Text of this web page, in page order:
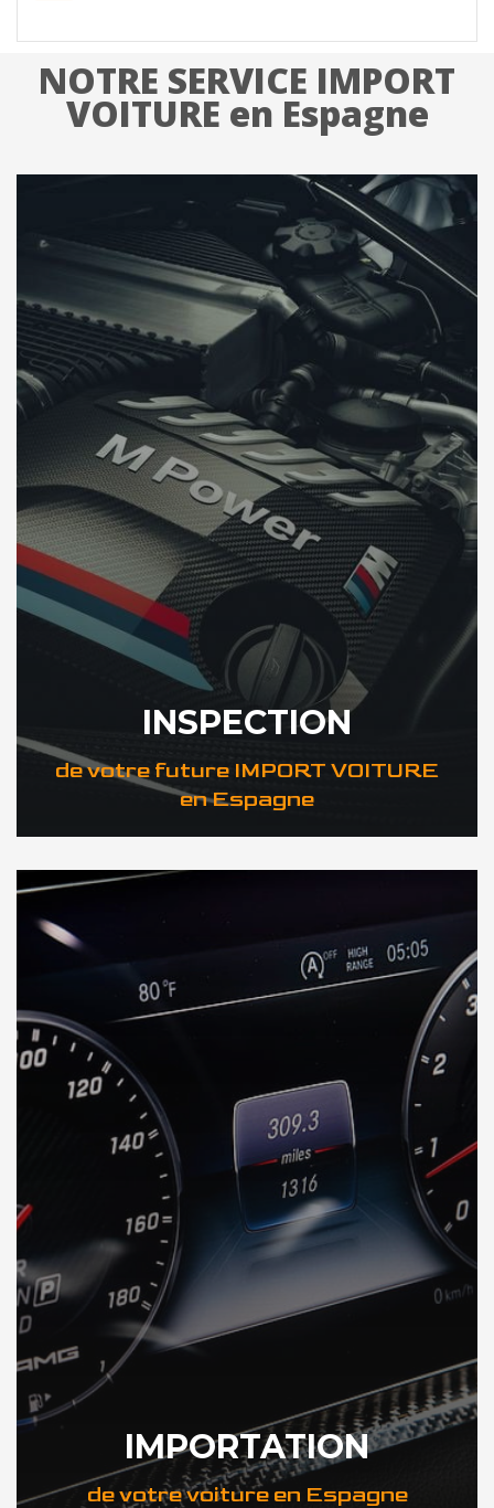
NOTRE SERVICE IMPORT
VOITURE en Espagne
INSPECTION
de votre future IMPORT VOITURE
en Espagne
DÉCOUVREZ VOTRE INSPECTION AUTO en Espagne
IMPORTATION
de votre voiture en Espagne